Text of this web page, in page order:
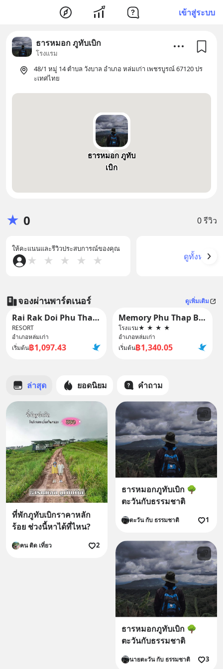
เข้าสู่ระบบ
ธารหมอก ภูทับเบิก
โรงแรม
48/1 หมู่ 14 ตำบล วังบาล อำเภอ หล่มเก่า เพชรบูรณ์ 67120 ปร
ะเทศไทย
ธารหมอก ภูทับ
เบิก
★ 0 0 รีวิว
ให้คะแนนและรีวิวประสบการณ์ของคุณ
★ ★ ★ ★ ★ ดูทั้งหมด
จองผ่านพาร์ตเนอร์ ดูเพิ่มเติม
Rai Rak Doi Phu Thap Buek
RESORT
อำเภอหล่มเก่า
เริ่มต้น฿1,097.43
Memory Phu Thap Boek
โรงแรม★ ★ ★ ★
อำเภอหล่มเก่า
เริ่มต้น฿1,340.05
ล่าสุด ยอดนิยม คำถาม
ที่พักภูทับเบิกราคาหลัก
ร้อย ช่วงนี้หาได้ที่ไหน?
ฅน ติด เที่ยว 2
ธารหมอกภูทับเบิก 🌳
ตะวันกับธรรมชาติ
ตะวัน กับ ธรรมชาติ 1
ธารหมอกภูทับเบิก 🌳
ตะวันกับธรรมชาติ
นายตะวัน กับ ธรรมชาติ 3